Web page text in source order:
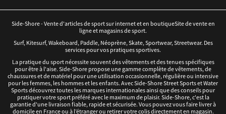
Side-Shore - Vente d'articles de sport sur internet et en boutiqueSite de vente en
ligne et magasins de sport.
Surf, Kitesurf, Wakeboard, Paddle, Néoprène, Skate, Sportwear, Streetwear. Des
services pour vos pratiques sportives.
La pratique du sport nécessite souvent des vêtements et des tenues spécifiques
pour être à l'aise. Side-Shore propose une gamme complète de vêtements, de
chaussures et de matériel pour une utilisation occasionnelle, régulière ou intensive
pour les femmes, les hommes et les enfants. Avec Side-Shore Street Sports et Water
Sports découvrez toutes les marques internationales ainsi que des conseils pour
pratiquer votre sport préféré avec le maximum de plaisir. Side-Shore, c'est la
garantie d'une livraison fiable, rapide et sécurisée. Vous pouvez vous faire livrer à
domicile en France ou à l’étranger ou retirer votre colis directement en magasin.